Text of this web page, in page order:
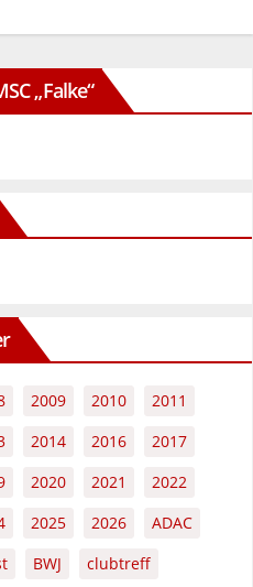
„Falke“
2009 2010
2011
2014 2016
2017
2020 2021
2022
2025 2026
ADAC
BWJ
clubtreff